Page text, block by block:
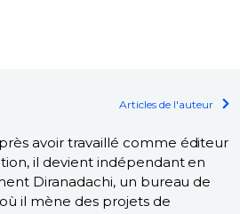
Articles de l'auteur
avoir travaillé comme éditeur
il devient indépendant en
Diranadachi, un bureau de
il mène des projets de